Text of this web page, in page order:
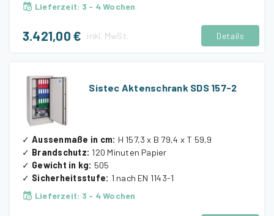
Lieferzeit: 3 - 4 Wochen
3.421,00 € inkl. MwSt. Details
Sistec Aktenschrank SDS 157-2
✓ Aussenmaße in cm: H 157,3 x B 79,4 x T 59,9
✓ Brandschutz: 120 Minuten Papier
✓ Gewicht in kg: 505
✓ Sicherheitsstufe: 1 nach EN 1143-1
Lieferzeit: 3 - 4 Wochen